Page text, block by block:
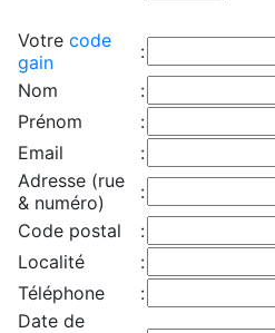
Votre code
gain
:
Nom
:
Prénom
:
Email
:
Adresse (rue
& numéro)
:
Code postal
:
Localité
:
Téléphone
:
Date de